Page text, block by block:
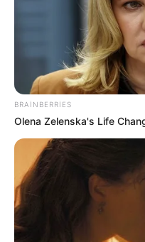
00:28 / 07 Avqust 2026
Bakıda
avqust 2026-cı il
etibarən...
179
BRAINBERRIES
Olena Zelenska's Life